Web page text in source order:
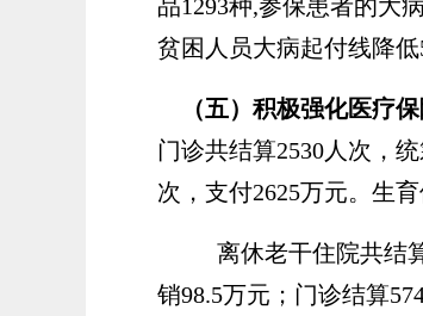
品1293种,参保患者的大
贫困人员大病起付线降
（五）积极强化医疗
门诊共结算2530人次，
次，支付2625万元。生
离休老干住院共结
销98.5万元；门诊结算